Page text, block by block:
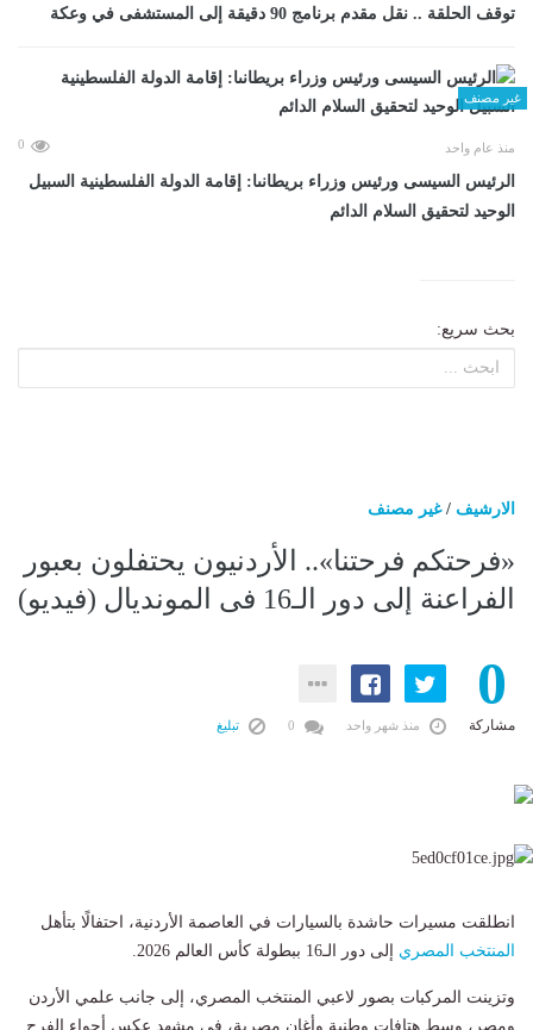
توقف الحلقة .. نقل مقدم برنامج 90 دقيقة إلى المستشفى في وعكة
غير مصنف
منذ عام واحد 0
الرئيس السيسى ورئيس وزراء بريطانىا: إقامة الدولة الفلسطينية السبيل
الوحيد لتحقيق السلام الدائم
بحث سريع:
الارشيف /غير مصنف
«فرحتكم فرحتنا».. الأردنيون يحتفلون بعبور
الفراعنة إلى دور الـ16 فى المونديال (فيديو)
0
مشاركة منذ شهر واحد تبليغ
انطلقت مسيرات حاشدة بالسيارات في العاصمة الأردنية، احتفالًا بتأهل
المنتخب المصري إلى دور الـ16 ببطولة كأس العالم 2026.
وتزينت المركبات بصور لاعبي المنتخب المصري، إلى جانب علمي الأردن
ومصر، وسط هتافات وطنية وأغانٍ مصرية، في مشهد عكس أجواء الفرح